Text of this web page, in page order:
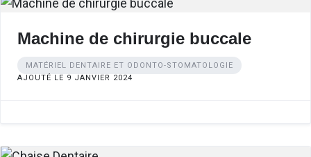
Machine de chirurgie buccale
MATÉRIEL DENTAIRE ET ODONTO-STOMATOLOGIE
AJOUTÉ LE 9 JANVIER 2024